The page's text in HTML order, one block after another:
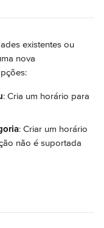
existentes ou
nova
: Cria um horário para
: Criar um horário
não é suportada